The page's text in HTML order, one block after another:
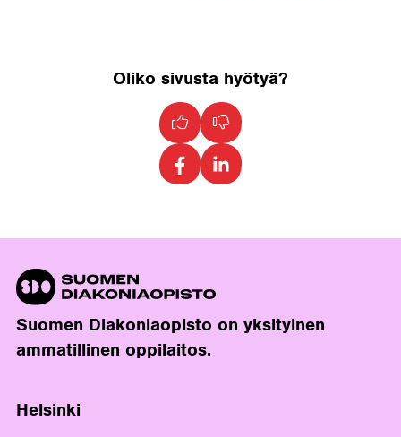
Oliko sivusta hyötyä?
Suomen Diakoniaopisto on yksityinen
ammatillinen oppilaitos.
Helsinki